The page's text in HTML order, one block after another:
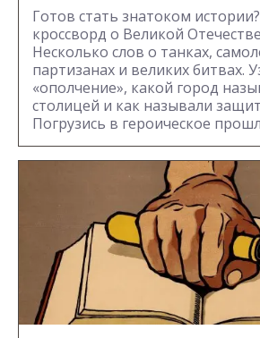
Готов стать знатоком
кроссворд о Великой
Несколько слов о танках,
партизанах и великих битвах.
«ополчение», какой город
столицей и как называли
Погрузись в героическое